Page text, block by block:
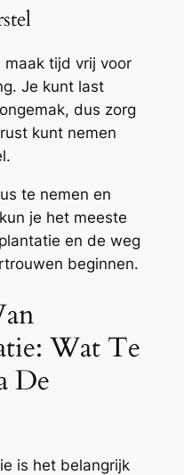
maak tijd vrij voor
Je kunt last
dus zorg
kunt nemen
te nemen en
je het meeste
en de weg
beginnen.
Wat Te
De
is het belangrijk